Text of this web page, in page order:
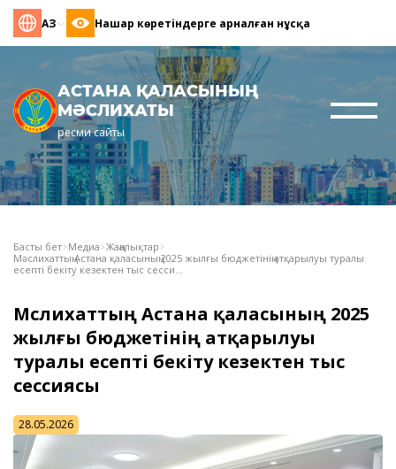
ҚАЗ Нашар көретіндерге арналған нұсқа
АСТАНА ҚАЛАСЫНЫҢ
МӘСЛИХАТЫ
ресми сайты
Басты бет Медиа Жаңалықтар
Мәслихаттың Астана қаласының 2025 жылғы бюджетінің атқарылуы туралы
есепті бекіту кезектен тыс сесси...
Мәслихаттың Астана қаласының 2025
жылғы бюджетінің атқарылуы
туралы есепті бекіту кезектен тыс
сессиясы
28.05.2026